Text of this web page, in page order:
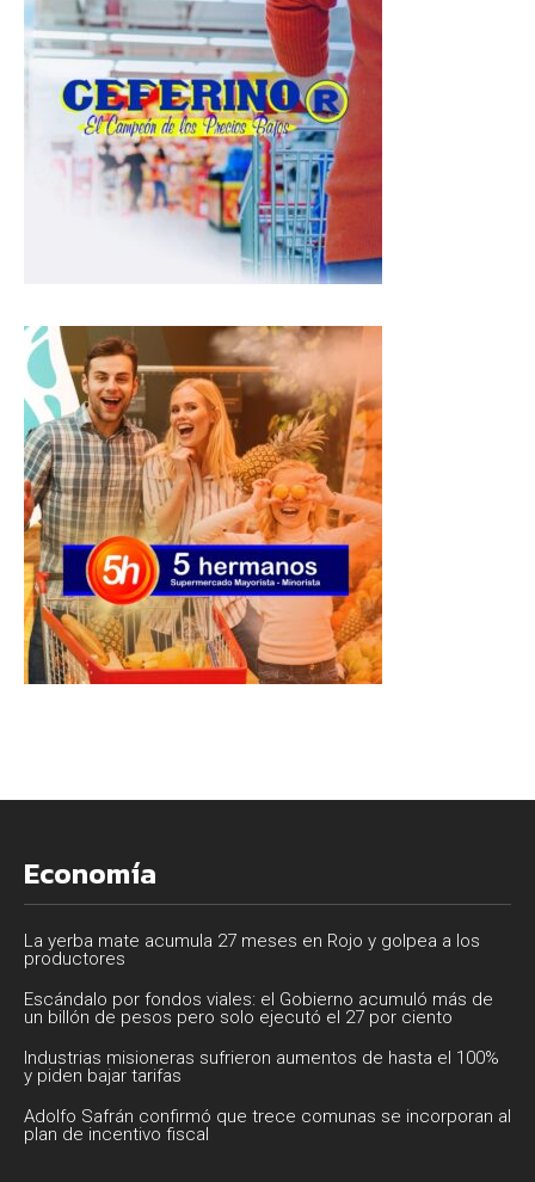
s
A
p
b
o
o
k
g
r
a
m
Economía
La yerba mate acumula 27 meses en Rojo y golpea a los
productores
Escándalo por fondos viales: el Gobierno acumuló más de
un billón de pesos pero solo ejecutó el 27 por ciento
Industrias misioneras sufrieron aumentos de hasta el 100%
y piden bajar tarifas
Adolfo Safrán confirmó que trece comunas se incorporan al
plan de incentivo fiscal